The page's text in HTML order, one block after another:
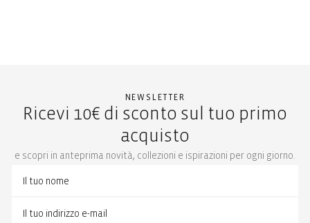
NEWSLETTER
Ricevi 10€ di sconto sul tuo primo
acquisto
e scopri in anteprima novità, collezioni e ispirazioni per ogni giorno.